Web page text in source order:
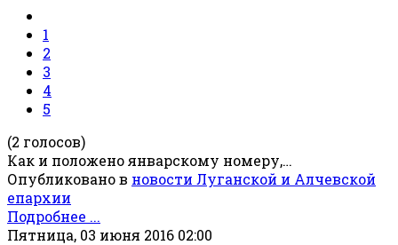
1
2
3
4
5
(2 голосов)
Как и положено январскому номеру,…
Опубликовано в новости Луганской и Алчевской
епархии
Подробнее ...
Пятница, 03 июня 2016 02:00